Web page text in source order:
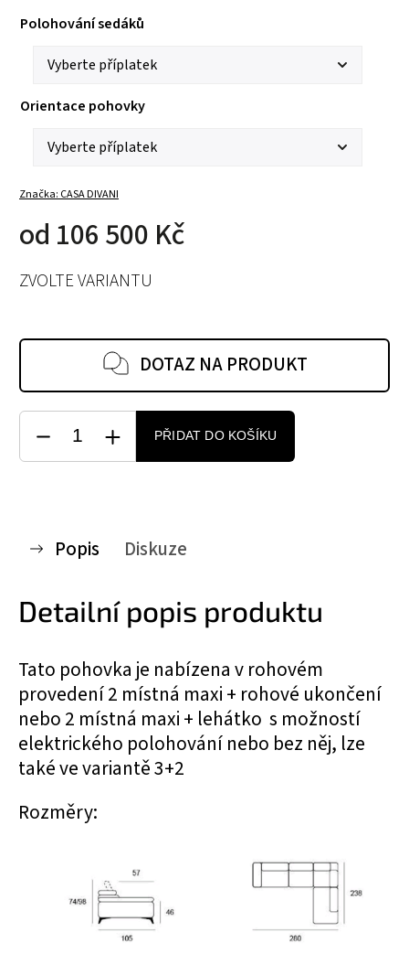
Polohování sedáků
Orientace pohovky
Značka: CASA DIVANI
od 106 500 Kč
ZVOLTE VARIANTU
DOTAZ NA PRODUKT
PŘIDAT DO KOŠÍKU
Popis Diskuze
Detailní popis produktu
Tato pohovka je nabízena v rohovém
provedení 2 místná maxi + rohové ukončení
nebo 2 místná maxi + lehátko s možností
elektrického polohování nebo bez něj, lze
také ve variantě 3+2
Rozměry: